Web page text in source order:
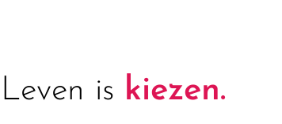
Leven is kiezen.